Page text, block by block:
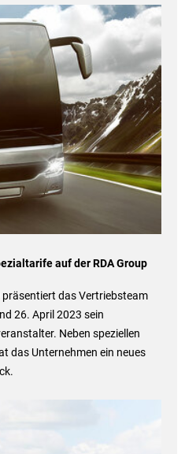
auf der RDA Group
das Vertriebsteam
26. April 2023 sein
Neben speziellen
das Unternehmen ein neues